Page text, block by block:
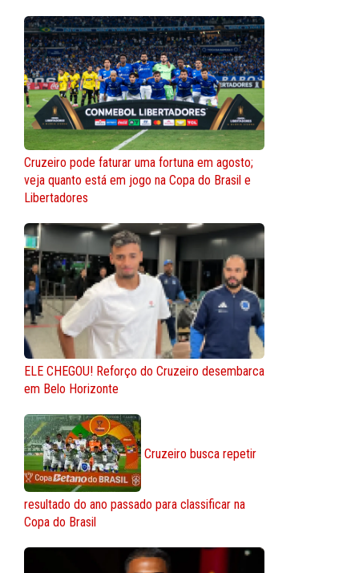
Cruzeiro pode faturar uma fortuna em agosto;
veja quanto está em jogo na Copa do Brasil e
Libertadores
ELE CHEGOU! Reforço do Cruzeiro desembarca
em Belo Horizonte
Cruzeiro busca repetir
resultado do ano passado para classificar na
Copa do Brasil